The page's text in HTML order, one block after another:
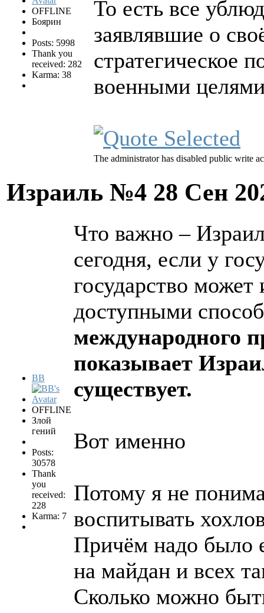
OFFLINE
Боярин
Posts: 5998
Thank you
received: 282
Karma: 38
То есть все
заявлявшие о
стратегическое
военными
The administrator has disabled public write
Израиль №4 28 Сен
BB
OFFLINE
Злой
гений
Posts:
30578
Thank
you
received:
228
Karma: 7
Что важно –
сегодня, если у
государство
доступными
международного
показывает
существует.
Вот именно
Потому я не
воспитывать
Причём надо было
на майдан и всех
Сколько можно